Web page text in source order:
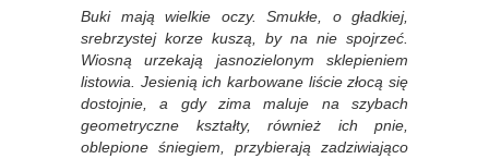
Buki mają wielkie oczy. Smukłe, o gładkiej,
srebrzystej korze kuszą, by na nie spojrzeć.
Wiosną urzekają jasnozielonym sklepieniem
listowia. Jesienią ich karbowane liście złocą się
dostojnie, a gdy zima maluje na szybach
geometryczne kształty, również ich pnie,
oblepione śniegiem, przybierają zadziwiająco